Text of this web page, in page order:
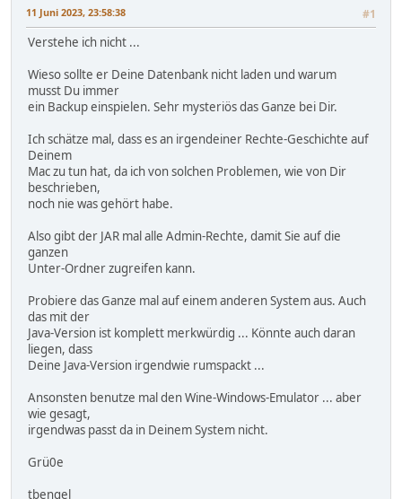
11 Juni 2023, 23:58:38 #1
Verstehe ich nicht ...
Wieso sollte er Deine Datenbank nicht laden und warum
musst Du immer
ein Backup einspielen. Sehr mysteriös das Ganze bei Dir.
Ich schätze mal, dass es an irgendeiner Rechte-Geschichte auf
Deinem
Mac zu tun hat, da ich von solchen Problemen, wie von Dir
beschrieben,
noch nie was gehört habe.
Also gibt der JAR mal alle Admin-Rechte, damit Sie auf die
ganzen
Unter-Ordner zugreifen kann.
Probiere das Ganze mal auf einem anderen System aus. Auch
das mit der
Java-Version ist komplett merkwürdig ... Könnte auch daran
liegen, dass
Deine Java-Version irgendwie rumspackt ...
Ansonsten benutze mal den Wine-Windows-Emulator ... aber
wie gesagt,
irgendwas passt da in Deinem System nicht.
Grü0e
tbengel